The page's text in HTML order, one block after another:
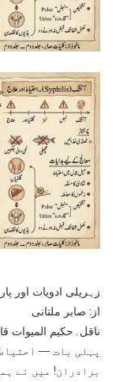
زہریلی ادویات اور
از: صابر ملتانی
ناقل۔حکیم المیوات
پہلی بات —
برادران! میں نے